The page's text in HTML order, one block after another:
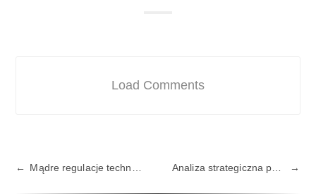
Load Comments
Mądre regulacje technologiczne w Europie?